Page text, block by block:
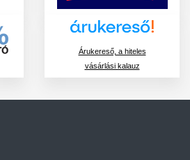
Árukereső, a hiteles
vásárlási kalauz